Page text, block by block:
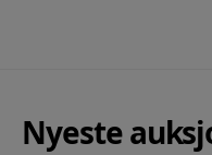
Nyeste